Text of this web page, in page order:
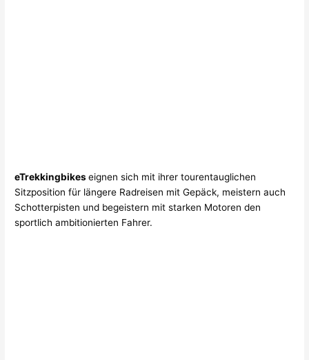
eTrekkingbikeseignen sich mit ihrer tourentauglichen
Sitzposition für längere Radreisen mit Gepäck, meistern auch
Schotterpisten und begeistern mit starken Motoren den
sportlich ambitionierten Fahrer.